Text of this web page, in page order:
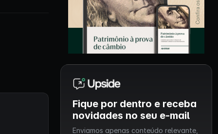
Fique por dentro e receba
novidades no seu e-mail
Enviamos apenas conteúdo relevante,